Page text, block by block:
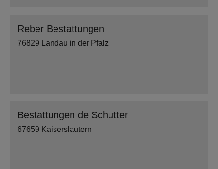
Reber Bestattungen
76829 Landau in der Pfalz
Bestattungen de Schutter
67659 Kaiserslautern